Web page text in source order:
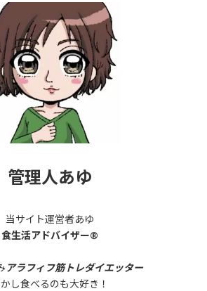
管理人あゆ
当サイト運営者あゆ
食生活アドバイザー®
アラフィフ筋トレダイエッター
かし食べるのも大好き！